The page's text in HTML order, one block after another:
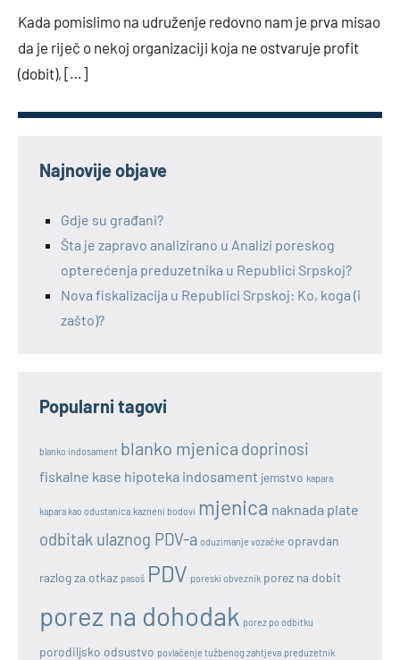
Kada pomislimo na udruženje redovno nam je prva misao
da je riječ o nekoj organizaciji koja ne ostvaruje profit
(dobit), […]
Najnovije objave
Gdje su građani?
Šta je zapravo analizirano u Analizi poreskog
opterećenja preduzetnika u Republici Srpskoj?
Nova fiskalizacija u Republici Srpskoj: Ko, koga (i
zašto)?
Popularni tagovi
blanko indosament blanko mjenica doprinosi
fiskalne kase hipoteka indosament jemstvo kapara
kapara kao odustanica kazneni bodovi mjenica naknada plate
odbitak ulaznog PDV-a oduzimanje vozačke opravdan
razlog za otkaz pasoš PDV poreski obveznik porez na dobit
porez na dohodak porez po odbitku
porodiljsko odsustvo povlačenje tužbenog zahtjeva preduzetnik